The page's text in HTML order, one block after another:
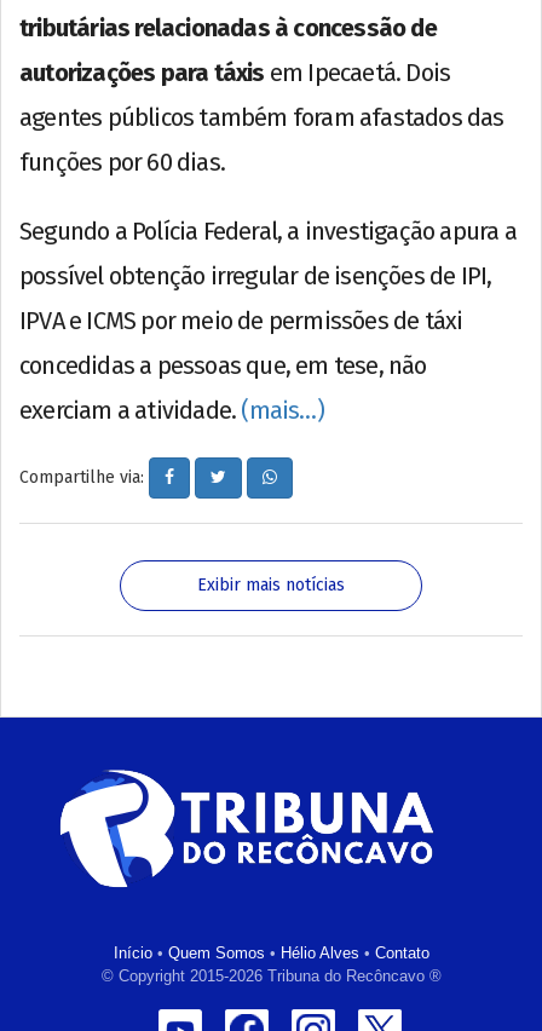
tributárias relacionadas à concessão de
autorizações para táxis em Ipecaetá. Dois
agentes públicos também foram afastados das
funções por 60 dias.
Segundo a Polícia Federal, a investigação apura a
possível obtenção irregular de isenções de IPI,
IPVA e ICMS por meio de permissões de táxi
concedidas a pessoas que, em tese, não
exerciam a atividade. (mais…)
Compartilhe via:
Exibir mais notícias
Início• Quem Somos • Hélio Alves • Contato
© Copyright 2015-2026 Tribuna do Recôncavo ®